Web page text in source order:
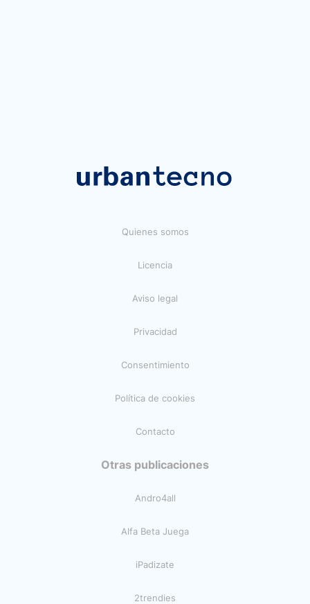
Quienes somos
Licencia
Aviso legal
Privacidad
Consentimiento
Política de cookies
Contacto
Otras publicaciones
Andro4all
Alfa Beta Juega
iPadizate
2trendies